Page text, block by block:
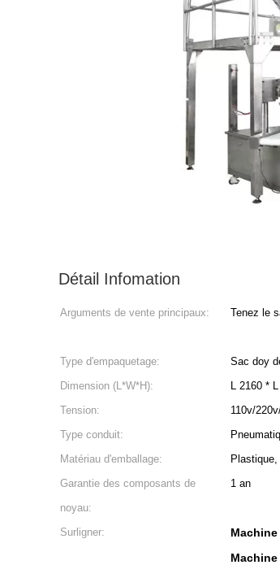
Détail Infomation
Arguments de vente principaux: Tenez le
Type d'empaquetage:
Sac doy
Dimension (L*W*H):
L 2160 *
Tension:
110v/
Type conduit:
Matériau d'emballage:
Plastique,
Garantie des composants de
noyau:
1 an
Surligner: